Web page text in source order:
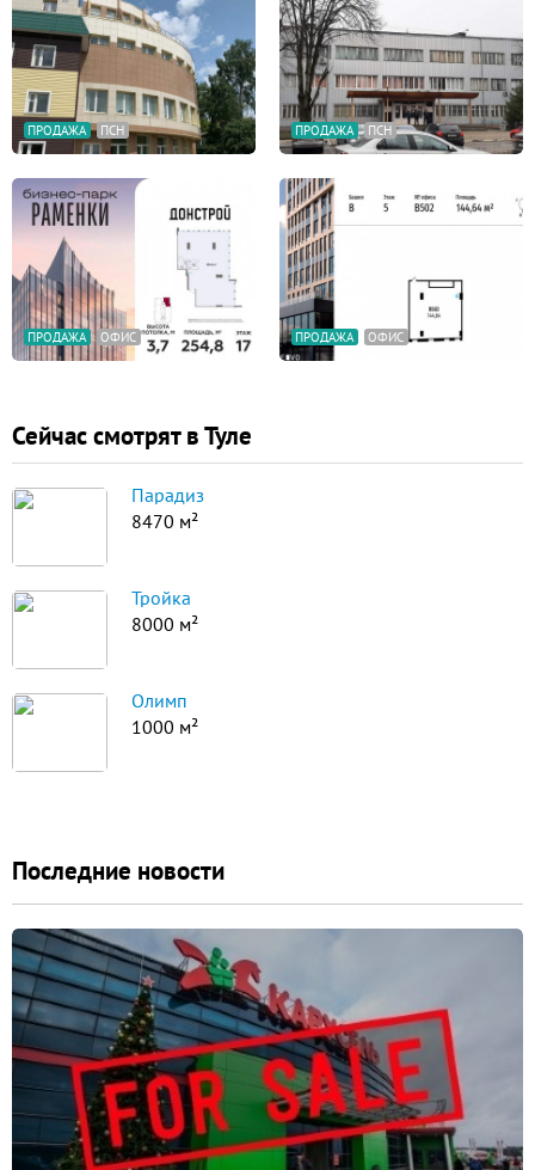
ПРОДАЖА ПСН ПРОДАЖА ПСН
ПРОДАЖА ОФИС ПРОДАЖА ОФИС
Сейчас смотрят в Туле
Парадиз
8470 м²
Тройка
8000 м²
Олимп
1000 м²
Последние новости